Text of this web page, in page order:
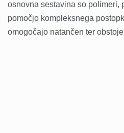
osnovna sestavina so polimeri,
pomočjo kompleksnega
omogočajo natančen ter